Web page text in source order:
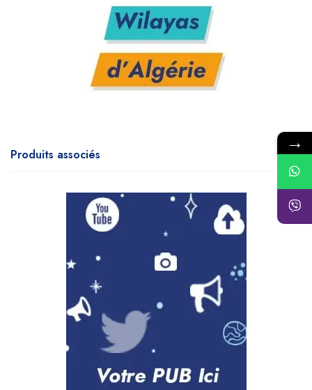
Produits associés →